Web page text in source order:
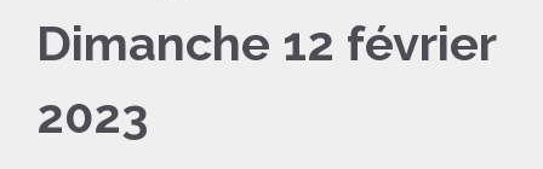
Dimanche 12 février
2023